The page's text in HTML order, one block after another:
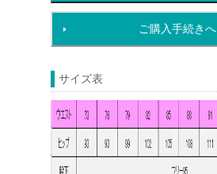
ご購入手続きへ
サイズ表